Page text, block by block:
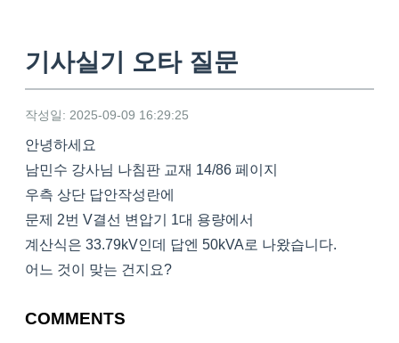
기사실기 오타 질문
작성일: 2025-09-09 16:29:25
안녕하세요
남민수 강사님 나침판 교재 14/86 페이지
우측 상단 답안작성란에
문제 2번 V결선 변압기 1대 용량에서
계산식은 33.79kV인데 답엔 50kVA로 나왔습니다.
어느 것이 맞는 건지요?
COMMENTS